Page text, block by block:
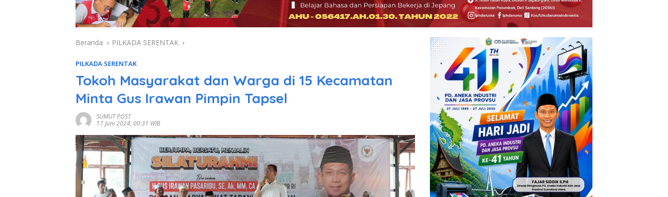
Beranda PILKADA SERENTAK
PILKADA SERENTAK
Tokoh Masyarakat dan Warga di 15 Kecamatan
Minta Gus Irawan Pimpin Tapsel
SUMUT POST
17 Juni 2024, 00:31 WIB